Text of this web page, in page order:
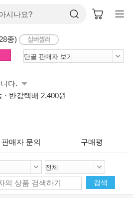
종)
다.
· 반값택배 2,400원
판매자 문의 구매평
검색